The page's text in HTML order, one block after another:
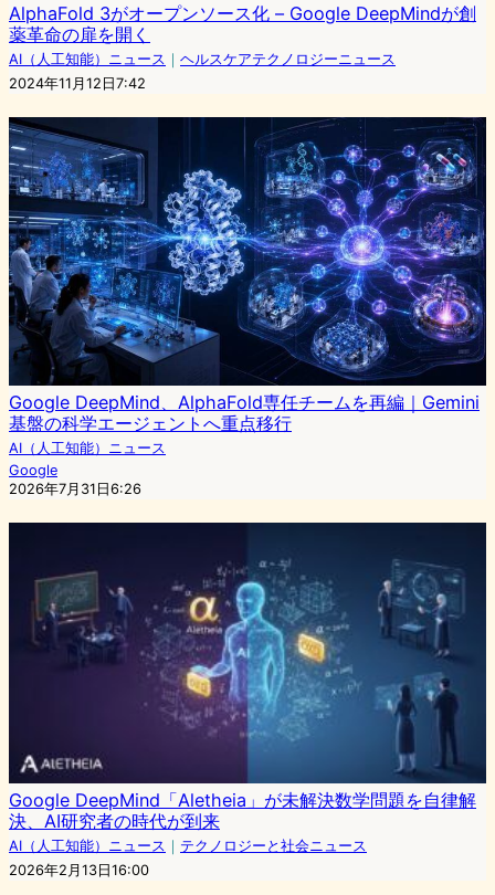
AlphaFold 3がオープンソース化 – Google DeepMindが創
薬革命の扉を開く
AI（人工知能）ニュース ｜ ヘルスケアテクノロジーニュース
2024年11月12日7:42
Google DeepMind、AlphaFold専任チームを再編｜Gemini
基盤の科学エージェントへ重点移行
AI（人工知能）ニュース
Google
2026年7月31日6:26
Google DeepMind「Aletheia」が未解決数学問題を自律解
決、AI研究者の時代が到来
AI（人工知能）ニュース ｜ テクノロジーと社会ニュース
2026年2月13日16:00